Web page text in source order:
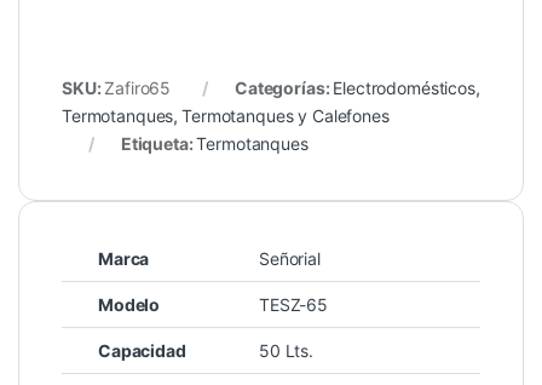
SKU:Zafiro65 Categorías: Electrodomésticos,
Termotanques,Termotanques y Calefones
Etiqueta:Termotanques
Marca Señorial
Modelo TESZ-65
Capacidad 50 Lts.